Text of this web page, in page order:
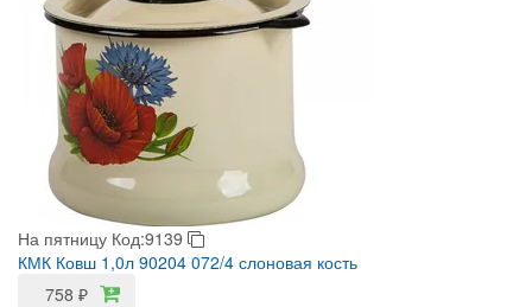
На пятницу Код:9139
КМК Ковш 1,0л 90204 072/4 слоновая кость
758 ₽